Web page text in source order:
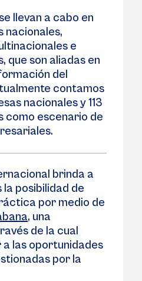
llevan a cabo en
nacionales,
e
que son aliadas en
del
contamos
nacionales y 113
como escenario de
brinda a
posibilidad de
por medio de
, una
de la cual
las oportunidades
por la